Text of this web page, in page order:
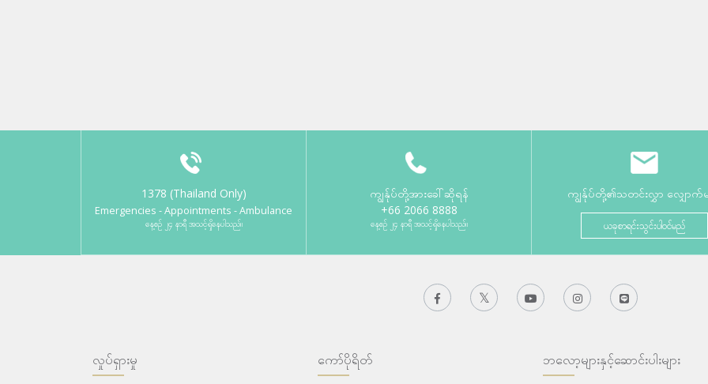
1378 (Thailand Only)
Emergencies - Appointments - Ambulance
နေ့စဉ် ၂၄ နာရီ အသင့်ရှိနေပါသည်။
ကျွန်ုပ်တို့အားခေါ်ဆိုရန်
+66 2066 8888
နေ့စဉ် ၂၄ နာရီ အသင့်ရှိနေပါသည်။
ကျွန်ုပ်တို့၏သတင်းလွှာ လျှောက်
ယခုစာရင်းသွင်းပါဝင်မည်
လှုပ်ရှားမှု ကော်ပိုရိတ် ဘလော့များနှင့်ဆောင်းပါးများ